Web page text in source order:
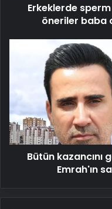
Erkeklerde sperm
öneriler baba
gayrimenkule
sahip
olduğu
ev
sayısıBütün kazancını
Emrah'ın